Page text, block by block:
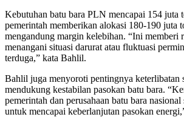
Kebutuhan batu bara PLN mencapai 154 juta
pemerintah memberikan alokasi 180-190 juta
mengandung margin kelebihan. “Ini memberi
menangani situasi darurat atau fluktuasi
terduga,” kata Bahlil.
Bahlil juga menyoroti pentingnya keterlibatan
mendukung kestabilan pasokan batu bara.
pemerintah dan perusahaan batu bara
untuk mencapai keberlanjutan pasokan